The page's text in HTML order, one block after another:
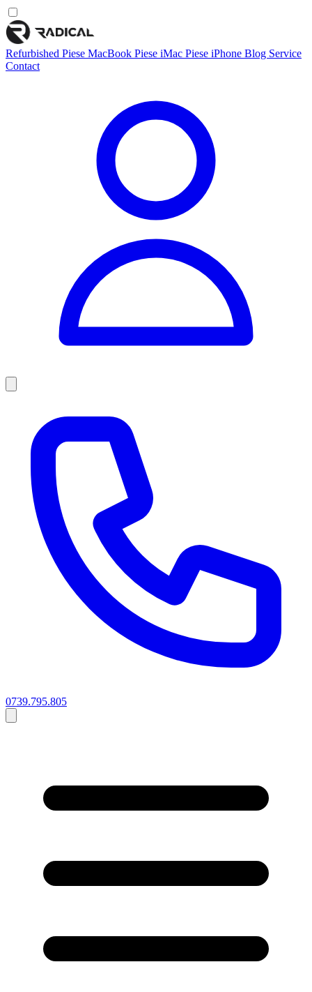
Refurbished Piese MacBook Piese iMac Piese iPhone Blog Service
Contact
0739.795.805